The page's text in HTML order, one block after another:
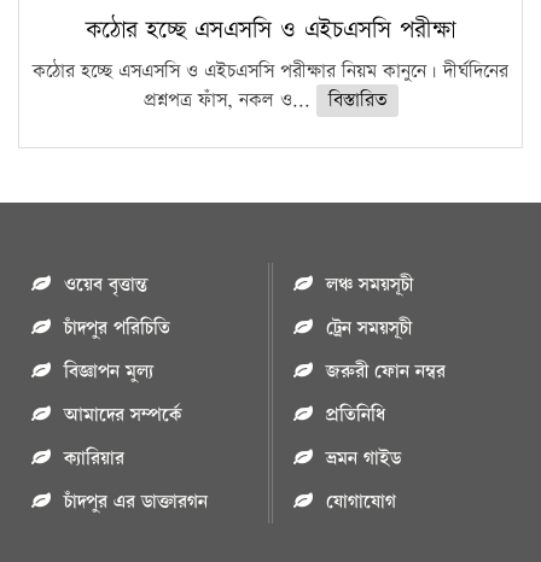
কঠোর হচ্ছে এসএসসি ও এইচএসসি পরীক্ষা
কঠোর হচ্ছে এসএসসি ও এইচএসসি পরীক্ষার নিয়ম কানুনে। দীর্ঘদিনের
প্রশ্নপত্র ফাঁস, নকল ও...
বিস্তারিত
ওয়েব বৃত্তান্ত
চাঁদপুর পরিচিতি
বিজ্ঞাপন মুল্য
আমাদের সম্পর্কে
ক্যারিয়ার
চাঁদপুর এর ডাক্তারগন
লঞ্চ সময়সূচী
ট্রেন সময়সূচী
জরুরী ফোন নম্বর
প্রতিনিধি
ভ্রমন গাইড
যোগাযোগ